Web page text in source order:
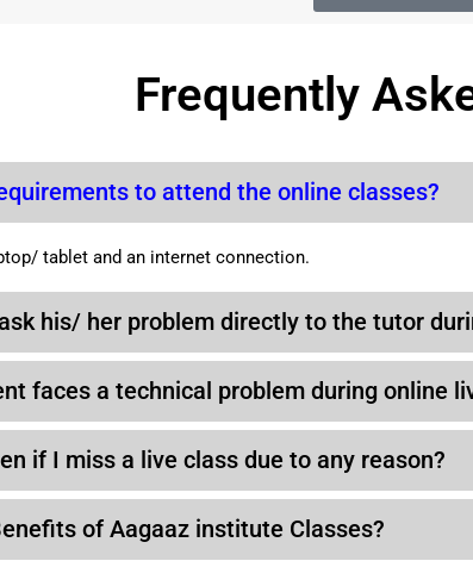
Frequently
to attend the online classes?
tablet and an internet connection.
his/ her problem directly to the tutor
faces a technical problem during online
if I miss a live class due to any reason?
of Aagaaz institute Classes?